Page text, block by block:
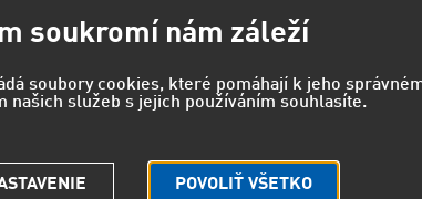
130 EUR
Potrebujem poradiť
soukromí nám záleží
soubory cookies, které pomáhají k jeho
našich služeb s jejich používáním souhlasíte.
POVOLIŤ VŠETKO